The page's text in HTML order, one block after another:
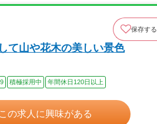
保存する
て山や花木の美しい景色
積極採用中 年間休日120日以上
この求人に興味がある